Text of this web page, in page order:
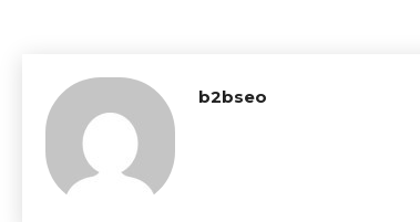
b2bseo